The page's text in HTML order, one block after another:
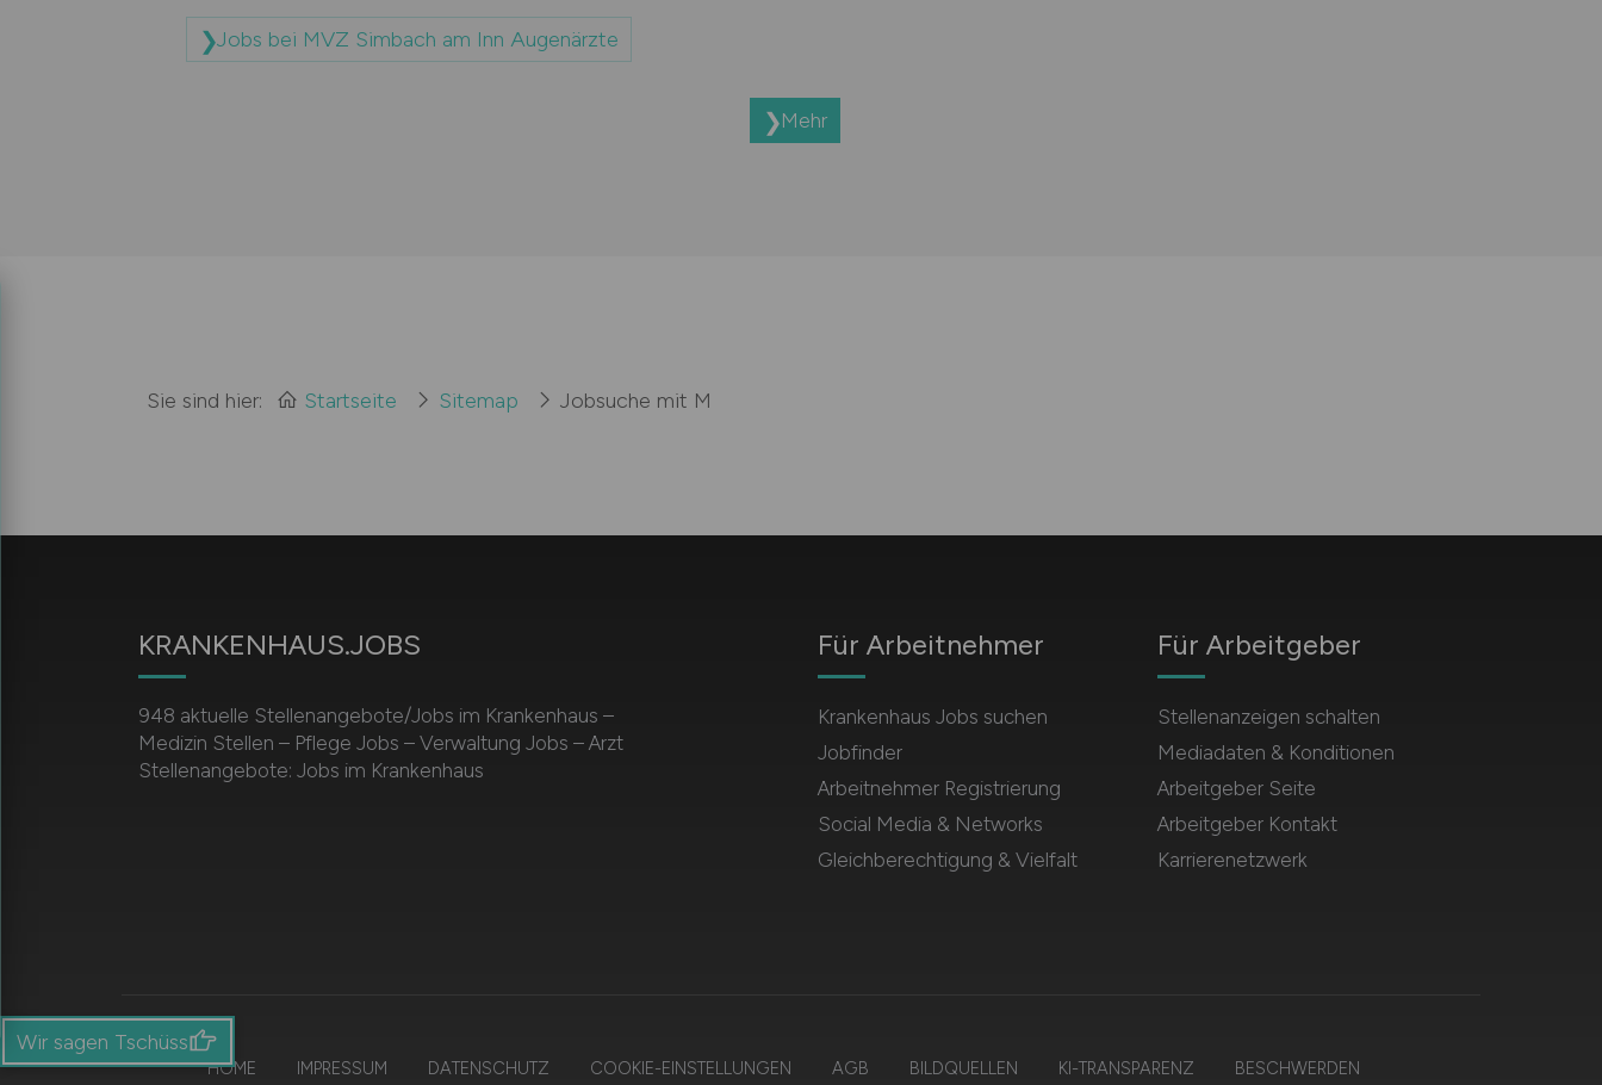
Jobs bei MVZ Simbach am Inn Augenärzte
Mehr
Sie sind hier: Startseite Sitemap Jobsuche mit M
KRANKENHAUS.JOBS
948 aktuelle Stellenangebote/Jobs im Krankenhaus –
Medizin Stellen – Pflege Jobs – Verwaltung Jobs – Arzt
Stellenangebote: Jobs im Krankenhaus
Für Arbeitnehmer
Krankenhaus Jobs suchen
Jobfinder
Arbeitnehmer Registrierung
Social Media & Networks
Gleichberechtigung & Vielfalt
Für Arbeitgeber
Stellenanzeigen schalten
Mediadaten & Konditionen
Arbeitgeber Seite
Arbeitgeber Kontakt
Karrierenetzwerk
HOME IMPRESSUM DATENSCHUTZ COOKIE-EINSTELLUNGEN AGB BILDQUELLEN KI-TRANSPARENZ
BESCHWERDEN
Wir sagen Tschüss